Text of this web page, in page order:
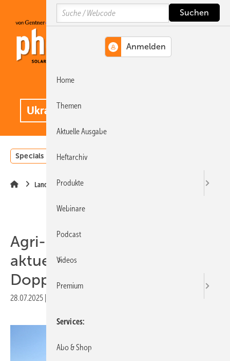
Hauptinhalt
Hauptmenü
SiteSearch
Specials Einstrahlungsatlas
Landwirtschaft
Agri-PV-Konferenz zeigt
aktuelle Entwicklungen zur
Doppelnutzung von Flächen
28.07.2025
Search
Home
Themen
Aktuelle Ausgabe
Heftarchiv
Produkte
Webinare
Podcast
Videos
Premium
Services
Abo & Shop